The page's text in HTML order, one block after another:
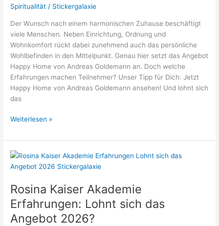
verschiedene
Deutungen
Spiritualität / Stickergalaxie
Der Wunsch nach einem harmonischen Zuhause beschäftigt
viele Menschen. Neben Einrichtung, Ordnung und
Wohnkomfort rückt dabei zunehmend auch das persönliche
Wohlbefinden in den Mittelpunkt. Genau hier setzt das Angebot
Happy Home von Andreas Goldemann an. Doch welche
Erfahrungen machen Teilnehmer? Unser Tipp für Dich: Jetzt
Happy Home von Andreas Goldemann ansehen! Und lohnt sich
das
Happy
Andreas
Goldemann
Lohnt
sich
das
Angebot
2026?
Weiterlesen »
Rosina Kaiser Akademie
Erfahrungen: Lohnt sich das
Angebot 2026?